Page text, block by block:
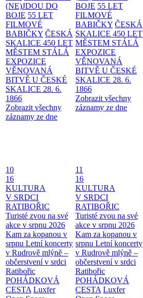
(NE)JDOU DO
BOJE 55 LET
FILMOVÉ
BABIČKY ČESKÁ
SKALICE 450 LET
MĚSTEM STÁLÁ
EXPOZICE
VĚNOVANÁ
BITVĚ U ČESKÉ
SKALICE 28. 6.
1866
Zobrazit všechny
záznamy ze dne
BOJE 55 LET
FILMOVÉ
BABIČKY ČESKÁ
SKALICE 450 LET
MĚSTEM STÁLÁ
EXPOZICE
VĚNOVANÁ
BITVĚ U ČESKÉ
SKALICE 28. 6.
1866
Zobrazit všechny
záznamy ze dne
10
16
KULTURA
V SRDCI
RATIBOŘIC
Turisté zvou na své
akce v srpnu 2026
Kam za kopanou v
srpnu Letní koncerty
v Rudrově mlýně –
občerstvení v srdci
Ratibořic
POHÁDKOVÁ
CESTA Luxfer
11
16
KULTURA
V SRDCI
RATIBOŘIC
Turisté zvou na své
akce v srpnu 2026
Kam za kopanou v
srpnu Letní koncerty
v Rudrově mlýně –
občerstvení v srdci
Ratibořic
POHÁDKOVÁ
CESTA Luxfer